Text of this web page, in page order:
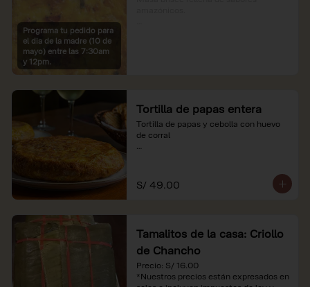
Programa tu pedido para
el dia de la madre (10 de
mayo) entre las 7:30am
y 12pm.
Tortilla de papas entera
Tortilla de papas y cebolla con huevo
de corral
S/ 49.00
Tamalitos de la casa: Criollo
de Chancho
Precio: S/ 16.00
*Nuestros precios están expresados en